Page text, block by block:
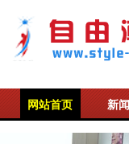
网站首页 新闻